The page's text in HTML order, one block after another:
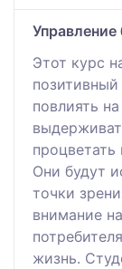
Этот курс
повлиять
Они будут
точки
внимание
жизнь.